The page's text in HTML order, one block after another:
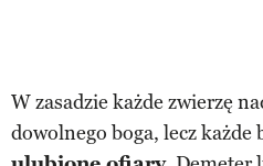
W zasadzie każde zwierzę
dowolnego boga, lecz każde